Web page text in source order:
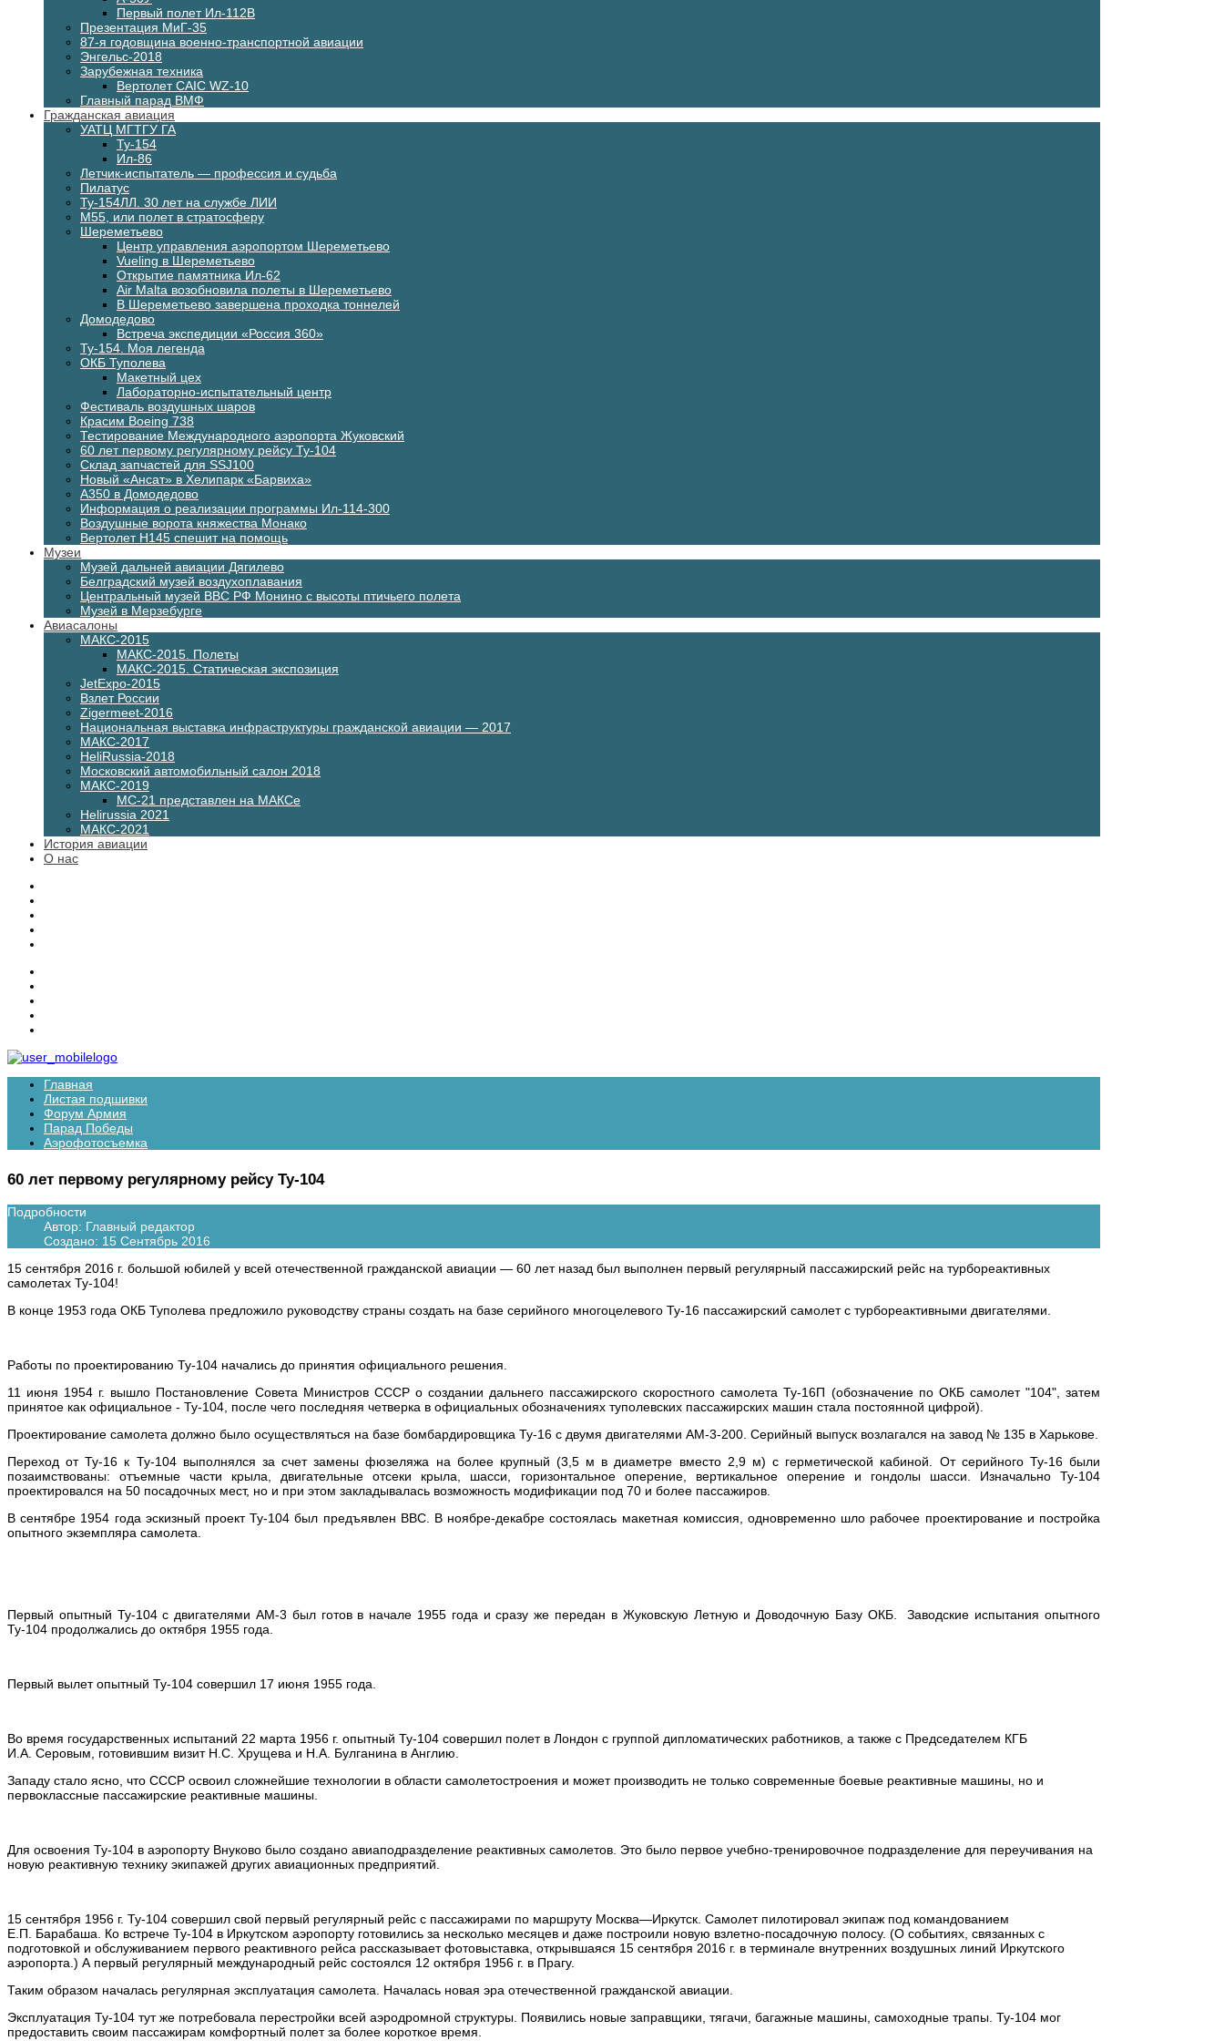
Первый полет Ил-112В
Презентация МиГ-35
87-я годовщина военно-транспортной авиации
Энгельс-2018
Зарубежная техника
Вертолет CAIC WZ-10
Главный парад ВМФ
Гражданская авиация
УАТЦ МГТГУ ГА
Ту-154
Ил-86
Летчик-испытатель — профессия и судьба
Пилатус
Ту-154ЛЛ. 30 лет на службе ЛИИ
М55, или полет в стратосферу
Шереметьево
Центр управления аэропортом Шереметьево
Vueling в Шереметьево
Открытие памятника Ил-62
Air Malta возобновила полеты в Шереметьево
В Шереметьево завершена проходка тоннелей
Домодедово
Встреча экспедиции «Россия 360»
Ту-154. Моя легенда
ОКБ Туполева
Макетный цех
Лабораторно-испытательный центр
Фестиваль воздушных шаров
Красим Boeing 738
Тестирование Международного аэропорта Жуковский
60 лет первому регулярному рейсу Ту-104
Склад запчастей для SSJ100
Новый «Ансат» в Хелипарк «Барвиха»
А350 в Домодедово
Информация о реализации программы Ил-114-300
Воздушные ворота княжества Монако
Вертолет H145 спешит на помощь
Музеи
Музей дальней авиации Дягилево
Белградский музей воздухоплавания
Центральный музей ВВС РФ Монино с высоты птичьего полета
Музей в Мерзебурге
Авиасалоны
МАКС-2015
МАКС-2015. Полеты
МАКС-2015. Статическая экспозиция
JetExpo-2015
Взлет России
Zigermeet-2016
Национальная выставка инфраструктуры гражданской авиации — 2017
МАКС-2017
HeliRussia-2018
Московский автомобильный салон 2018
МАКС-2019
МС-21 представлен на МАКСе
Helirussia 2021
МАКС-2021
История авиации
О нас
Главная
Листая подшивки
Форум Армия
Парад Победы
Аэрофотосъемка
60 лет первому регулярному рейсу Ту-104
Подробности
Автор: Главный редактор
Создано: 15 Сентябрь 2016
15 сентября 2016 г. большой юбилей у всей отечественной гражданской авиации — 60 лет назад был выполнен первый регулярный пассажирский рейс на турбореактивных
самолетах Ту-104!
В конце 1953 года ОКБ Туполева предложило руководству страны создать на базе серийного многоцелевого Ту-16 пассажирский самолет с турбореактивными двигателями.
Работы по проектированию Ту-104 начались до принятия официального решения.
11 июня 1954 г. вышло Постановление Совета Министров СССР о создании дальнего пассажирского скоростного самолета Ту-16П (обозначение по ОКБ самолет "104", затем
принятое как официальное - Ту-104, после чего последняя четверка в официальных обозначениях туполевских пассажирских машин стала постоянной цифрой).
Проектирование самолета должно было осуществляться на базе бомбардировщика Ту-16 с двумя двигателями АМ-3-200. Серийный выпуск возлагался на завод № 135 в Харькове.
Переход от Ту-16 к Ту-104 выполнялся за счет замены фюзеляжа на более крупный (3,5 м в диаметре вместо 2,9 м) с герметической кабиной. От серийного Ту-16 были
позаимствованы: отъемные части крыла, двигательные отсеки крыла, шасси, горизонтальное оперение, вертикальное оперение и гондолы шасси. Изначально Ту-104
проектировался на 50 посадочных мест, но и при этом закладывалась возможность модификации под 70 и более пассажиров.
В сентябре 1954 года эскизный проект Ту-104 был предъявлен ВВС. В ноябре-декабре состоялась макетная комиссия, одновременно шло рабочее проектирование и постройка
опытного экземпляра самолета.
Первый опытный Ту-104 с двигателями АМ-3 был готов в начале 1955 года и сразу же передан в Жуковскую Летную и Доводочную Базу ОКБ. Заводские испытания опытного
Ту-104 продолжались до октября 1955 года.
Первый вылет опытный Ту-104 совершил 17 июня 1955 года.
Во время государственных испытаний 22 марта 1956 г. опытный Ту-104 совершил полет в Лондон с группой дипломатических работников, а также с Председателем КГБ
И.А. Серовым, готовившим визит Н.С. Хрущева и Н.А. Булганина в Англию.
Западу стало ясно, что СССР освоил сложнейшие технологии в области самолетостроения и может производить не только современные боевые реактивные машины, но и
первоклассные пассажирские реактивные машины.
Для освоения Ту-104 в аэропорту Внуково было создано авиаподразделение реактивных самолетов. Это было первое учебно-тренировочное подразделение для переучивания на
новую реактивную технику экипажей других авиационных предприятий.
15 сентября 1956 г. Ту-104 совершил свой первый регулярный рейс с пассажирами по маршруту Москва—Иркутск. Самолет пилотировал экипаж под командованием
Е.П. Барабаша. Ко встрече Ту-104 в Иркутском аэропорту готовились за несколько месяцев и даже построили новую взлетно-посадочную полосу. (О событиях, связанных с
подготовкой и обслуживанием первого реактивного рейса рассказывает фотовыставка, открывшаяся 15 сентября 2016 г. в терминале внутренних воздушных линий Иркутского
аэропорта.) А первый регулярный международный рейс состоялся 12 октября 1956 г. в Прагу.
Таким образом началась регулярная эксплуатация самолета. Началась новая эра отечественной гражданской авиации.
Эксплуатация Ту-104 тут же потребовала перестройки всей аэродромной структуры. Появились новые заправщики, тягачи, багажные машины, самоходные трапы. Ту-104 мог
предоставить своим пассажирам комфортный полет за более короткое время.